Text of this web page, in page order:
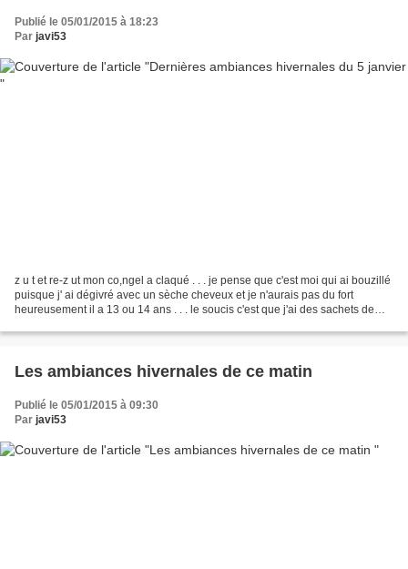
Publié le 05/01/2015 à 18:23
Par javi53
z u t et re-z ut mon co,ngel a claqué . . . je pense que c'est moi qui ai bouzillé
puisque j' ai dégivré avec un sèche cheveux et je n'aurais pas du fort
heureusement il a 13 ou 14 ans . . . le soucis c'est que j'ai des sachets de
Les ambiances hivernales de ce matin
Publié le 05/01/2015 à 09:30
Par javi53